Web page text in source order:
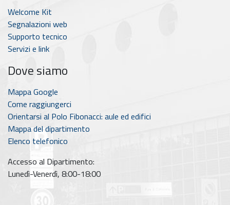
Welcome Kit
Segnalazioni web
Supporto tecnico
Servizi e link
Dove siamo
Mappa Google
Come raggiungerci
Orientarsi al Polo Fibonacci: aule ed edifici
Mappa del dipartimento
Elenco telefonico
Accesso al Dipartimento:
Lunedì-Venerdì, 8:00-18:00